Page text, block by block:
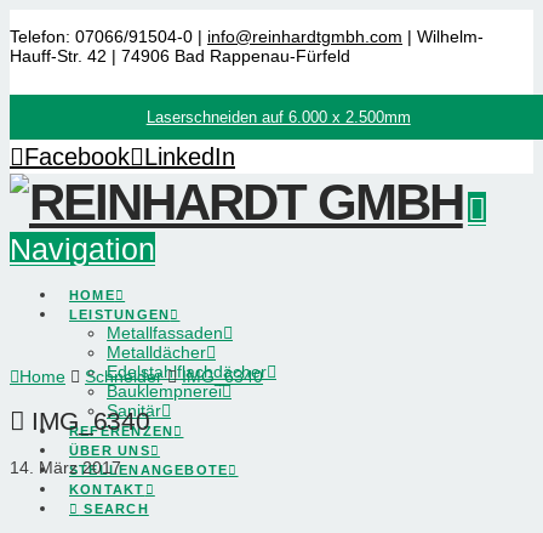
Telefon: 07066/91504-0 | info@reinhardtgmbh.com | Wilhelm-
Hauff-Str. 42 | 74906 Bad Rappenau-Fürfeld
Laserschneiden auf 6.000 x 2.500mm
Facebook LinkedIn
Navigation
HOME
LEISTUNGEN
Metallfassaden
Metalldächer
Edelstahlflachdächer
Bauklempnerei
Sanitär
REFERENZEN
ÜBER UNS
STELLENANGEBOTE
KONTAKT
SEARCH
Home Schneider IMG_6340
IMG_6340
14. März 2017